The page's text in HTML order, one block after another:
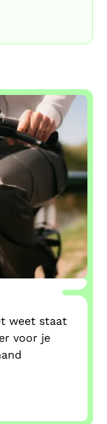
weet staat
voor je